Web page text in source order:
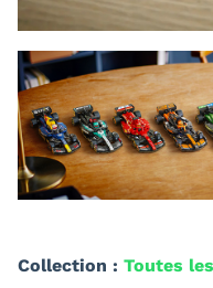
Collection : Toutes